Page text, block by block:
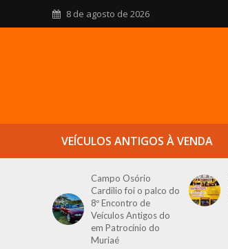
8 de agosto de 2026
VEÍCULOS ANTIGOS À VENDA
Campo Osório
Cardilio foi o palco do
8º Encontro de
Veículos Antigos do
em Patrocínio do
Muriaé